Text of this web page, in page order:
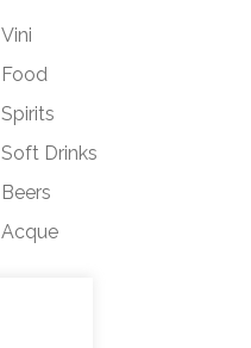
Vini
Food
Spirits
Soft Drinks
Beers
Acque